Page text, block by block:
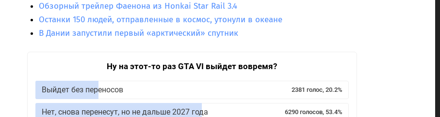
Обзорный трейлер Фаенона из Honkai Star Rail 3.4
Останки 150 людей, отправленные в космос, утонули в океане
В Дании запустили первый «арктический» спутник
Ну на этот-то раз GTA VI выйдет вовремя?
Выйдет без переносов 2381 голос, 20.2%
Нет, снова перенесут, но не дальше 2027 года 6290 голосов, 53.4%